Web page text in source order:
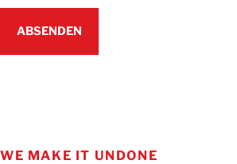
WE MAKE IT UNDONE